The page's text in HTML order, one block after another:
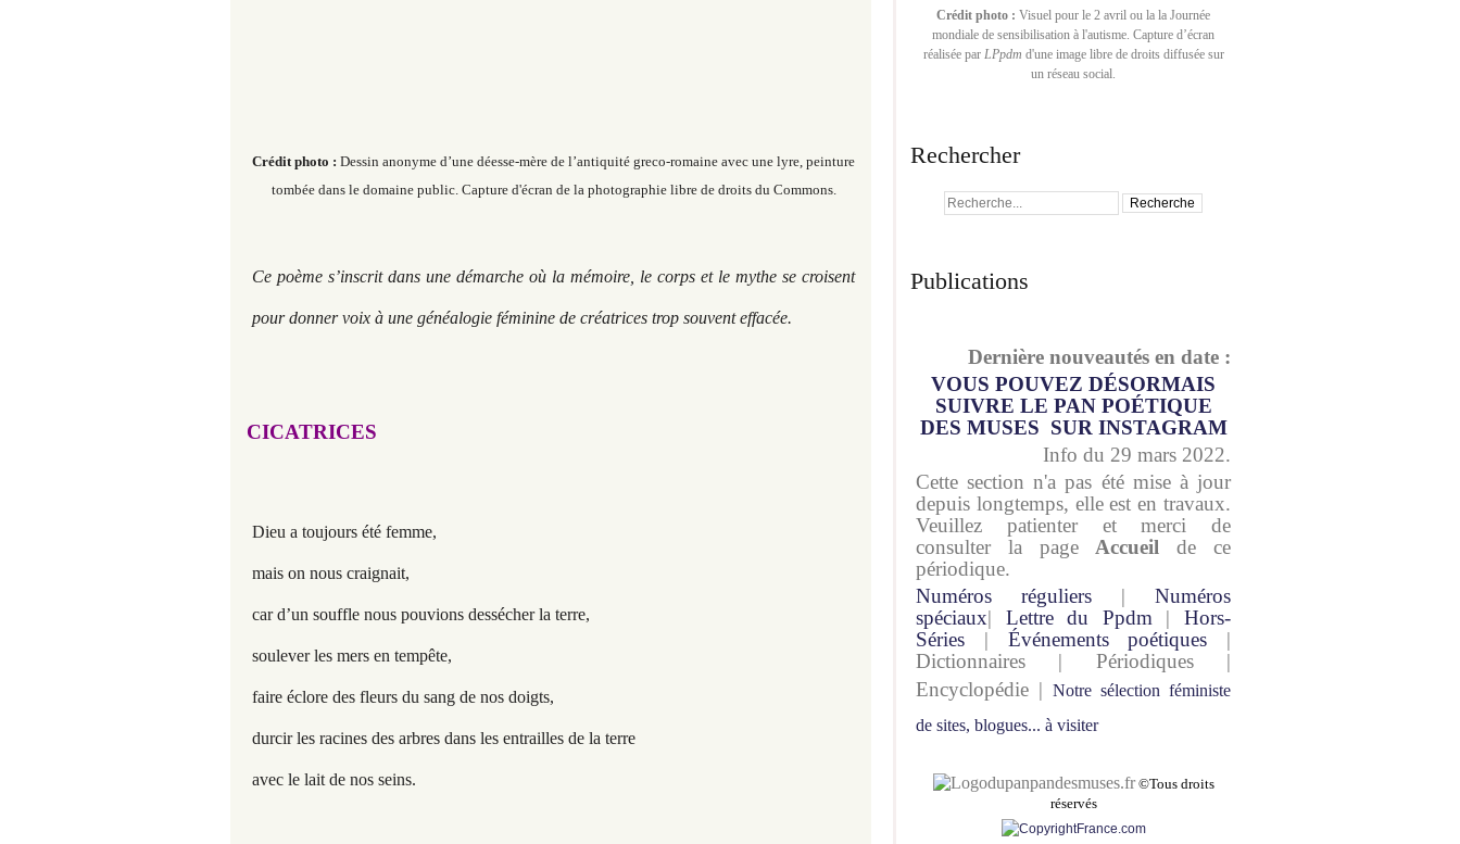
Crédit photo : Dessin anonyme d’une déesse-mère de l’antiquité greco-romaine avec une lyre, peinture
tombée dans le domaine public. Capture d'écran de la photographie libre de droits du Commons.
Ce poème s’inscrit dans une démarche où la mémoire, le corps et le mythe se croisent
pour donner voix à une généalogie féminine de créatrices trop souvent effacée.
CICATRICES
Dieu a toujours été femme,
mais on nous craignait,
car d’un souffle nous pouvions dessécher la terre,
soulever les mers en tempête,
faire éclore des fleurs du sang de nos doigts,
durcir les racines des arbres dans les entrailles de la terre
avec le lait de nos seins.
Crédit photo : Visuel pour le 2 avril ou la la Journée
mondiale de sensibilisation à l'autisme. Capture d’écran
réalisée par LPpdm d'une image libre de droits diffusée sur
un réseau social.
Rechercher
Publications
Dernière nouveautés en date :
VOUS POUVEZ DÉSORMAIS
SUIVRE LE PAN POÉTIQUE
DES MUSES SUR INSTAGRAM
Info du 29 mars 2022.
Cette section n'a pas été mise à jour
depuis longtemps, elle est en travaux.
Veuillez patienter et merci de
consulter la page Accueil de ce
périodique.
Numéros réguliers | Numéros
spéciaux| Lettre du Ppdm |Hors-
Séries | Événements poétiques |
Dictionnaires | Périodiques |
Encyclopédie | Notre sélection féministe
de sites, blogues... à visiter
pandesmuses.fr ©Tous droits
réservés